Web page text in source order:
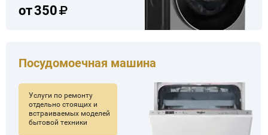
от350
Посудомоечная машина
Услуги по ремонту
отдельно стоящих и
встраиваемых моделей
бытовой техники